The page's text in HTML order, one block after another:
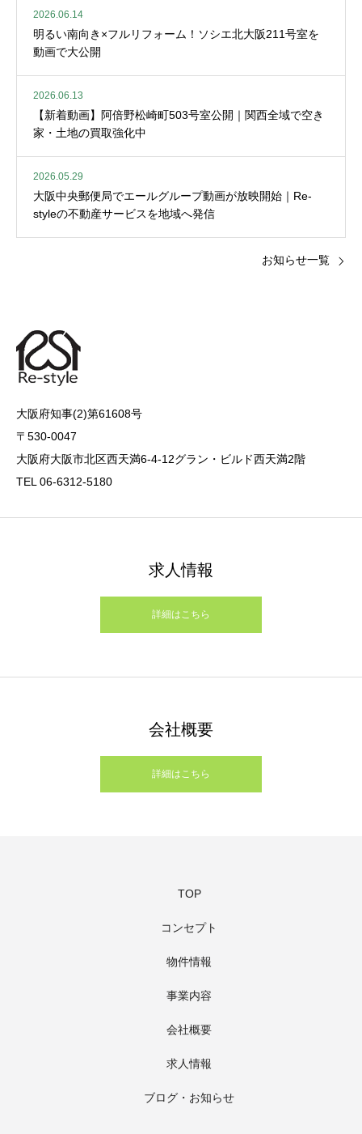
2026.06.14
明るい南向き×フルリフォーム！ソシエ北大阪211号室を
動画で大公開
2026.06.13
【新着動画】阿倍野松崎町503号室公開｜関西全域で空き
家・土地の買取強化中
2026.05.29
大阪中央郵便局でエールグループ動画が放映開始｜Re-
styleの不動産サービスを地域へ発信
お知らせ一覧
大阪府知事(2)第61608号
〒530-0047
大阪府大阪市北区西天満6-4-12グラン・ビルド西天満2階
TEL 06-6312-5180
求人情報
詳細はこちら
会社概要
詳細はこちら
TOP
コンセプト
物件情報
事業内容
会社概要
求人情報
ブログ・お知らせ